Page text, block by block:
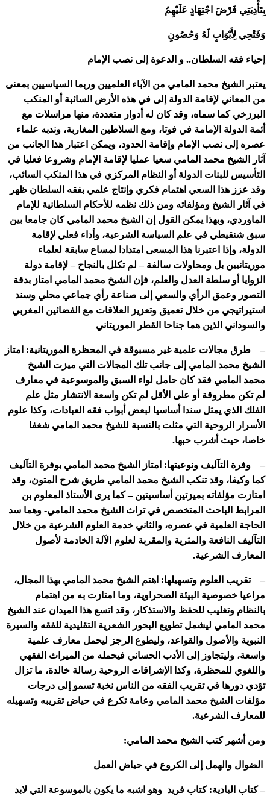
بِتَأْدِيَتِي فَرْضَ اجْتِهَادٍ عَلَيْهِمُ
وَفَتْحِي لِأَبْوَابٍ لَهُ وَحُصُونِ
إحياء فقه السلطان.. و الدعوة إلى نصب الإمام
يعتبر الشيخ محمد المامي من الآباء العلميين وربما السياسيين بمعنى
من المعاني لإقامة الدولة إلى في هذه الأرض السائبة أو المنكب
البرزخي كما سماه، وقد كان له أدوار متعددة، منها مراسلات مع
أئمة الدولة الإمامة في فوتا، ومع السلاطين المغاربة، وندبه علماء
عصره إلى نصب الإمام وإقامة الحدود، ويمكن اعتبار هذا الجانب من
آثار الشيخ محمد المامي سعيا عمليا لإقامة الإمام وشروعا فعليا في
التأسيس للبنات الدولة أو النظام المركزي في هذا المنكب السائب،
وقد عزز هذا السعي اهتمام فكري وإنتاج علمي بفقه السلطان ظهر
في آثار الشيخ ومؤلفاته ومن ذلك نظمه للأحكام السلطانية للإمام
الماوردي، وبهذا يمكن القول إن الشيخ محمد المامي كان جامعا بين
سبق شنقيطي في علم السياسة الشرعية، وأداء فعلي لإقامة
الدولة، وإذا اعتبرنا هذا المسعى امتدادا لمساع سابقة لعلماء
موريتانيين بل ومحاولات سالفة – لم تكلل بالنجاح – لإقامة دولة
الزوايا أو سلطة العدل والعلم، فإن الشيخ محمد المامي امتاز بدقة
التصور وعمق الرأي والسعي إلى صناعة رأي جماعي محلي وسند
استيراتيجي من خلال تعميق وتعزيز العلاقات مع الفضائين المغربي
والسوداني الذين هما جناحا القطر الموريتاني
– طرق مجالات علمية غير مسبوقة في المحظرة الموريتانية: امتاز
الشيخ محمد المامي إلى جانب تلك المجالات التي ميزت الشيخ
محمد المامي فقد كان حامل لواء السبق والموسوعية في معارف
لم تكن مطروقة أو على الأقل لم تكن واسعة الانتشار مثل علم
الفلك الذي يمثل سندا أساسيا لبعض أبواب فقه العبادات، وكذا علوم
الأسرار الروحية التي مثلت بالنسبة للشيخ محمد المامي شغفا
خاصا، حيث أشرب حبها.
– وفرة التآليف ونوعيتها: امتاز الشيخ محمد المامي بوفرة التآليف
كما وكيفا، وقد تنكب الشيخ محمد المامي طريق شرح المتون، وقد
امتازت مؤلفاته بميزتين أساسيتين – كما يرى الأستاذ المعلوم بن
المرابط الباحث المتخصص في تراث الشيخ محمد المامي- وهما سد
الحاجة العلمية في عصره، والثاني خدمة العلوم الشرعية من خلال
التآليف النافعة والمثرية والمقربة لعلوم الآلة الخادمة لأصول
المعارف الشرعية.
– تقريب العلوم وتسهيلها: اهتم الشيخ محمد المامي بهذا المجال،
مراعيا خصوصية البيئة الصحراوية، وما امتازت به من اهتمام
بالنظام وتغليب للحفظ والاستذكار، وقد اتسع هذا الميدان عند الشيخ
محمد المامي ليشمل تطويع البحور الشعرية التقليدية للفقه والسيرة
النبوية والأصول والقواعد، وليطوع الرجز ليحمل معارف علمية
واسعة، وليتجاوز إلى الأدب الحساني فيحمله من الميراث الفقهي
واللغوي للمحظرة، وكذا الإشراقات الروحية رسالة خالدة، ما تزال
تؤدي دورها في تقريب الفقه من الناس نخبة تسمو إلى درجات
مؤلفات الشيخ محمد المامي وعامة تكرع في حياض تقريبه وتسهيله
للمعارف الشرعية.
ومن أشهر كتب الشيخ محمد المامي:
الضوال والهمل إلى الكروع في حياض العمل
– كتاب البادية: كتاب فريد وهو اشبه ما يكون بالموسوعة التي لابد